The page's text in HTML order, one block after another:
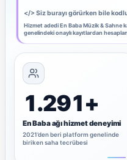
</>Siz burayı görürken bile
Hizmet adedi En Baba Müzik &
genelindeki onaylı kayıtlardan
1.291+
En Baba ağı hizmet deneyimi
2021’den beri platform genelinde
biriken saha tecrübesi